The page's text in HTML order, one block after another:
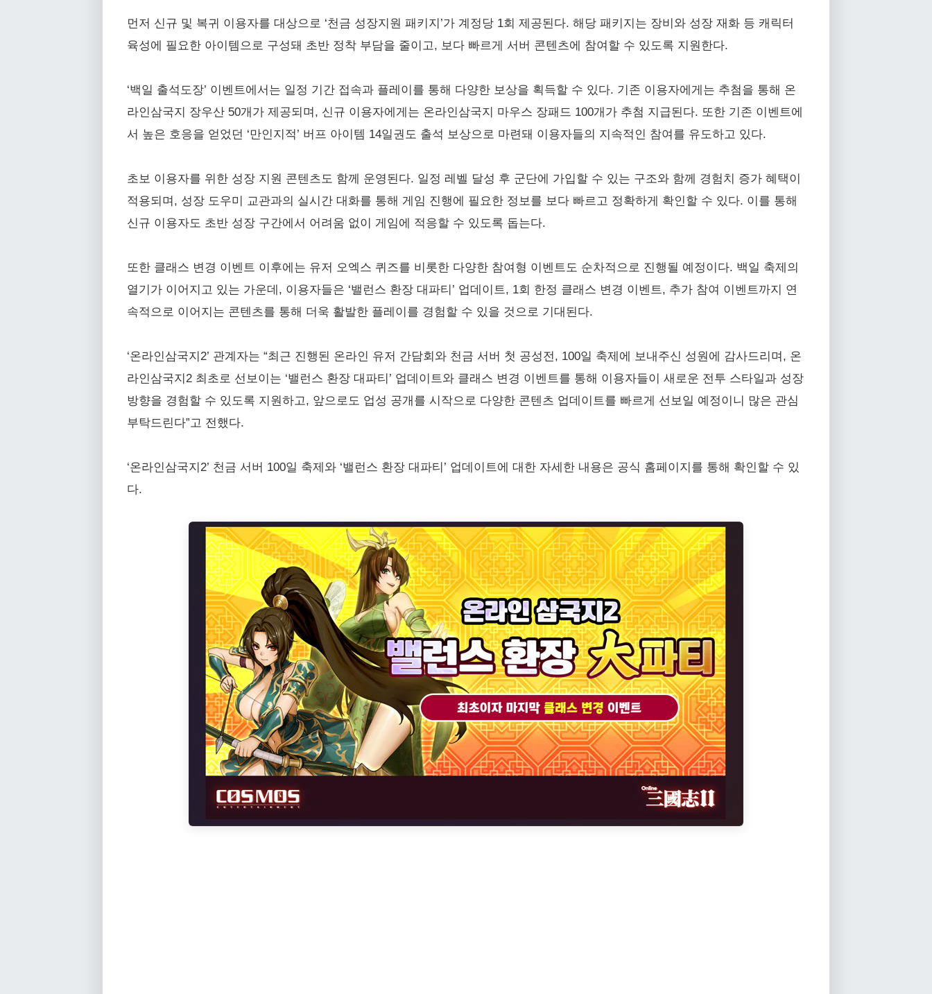
먼저 신규 및 복귀 이용자를 대상으로 ‘천금 성장지원 패키지’가 계정당 1회 제공된다. 해당 패키지는 장비와 성장 재화 등 캐릭터
육성에 필요한 아이템으로 구성돼 초반 정착 부담을 줄이고, 보다 빠르게 서버 콘텐츠에 참여할 수 있도록 지원한다.
‘백일 출석도장’ 이벤트에서는 일정 기간 접속과 플레이를 통해 다양한 보상을 획득할 수 있다. 기존 이용자에게는 추첨을 통해 온
라인삼국지 장우산 50개가 제공되며, 신규 이용자에게는 온라인삼국지 마우스 장패드 100개가 추첨 지급된다. 또한 기존 이벤트에
서 높은 호응을 얻었던 ‘만인지적’ 버프 아이템 14일권도 출석 보상으로 마련돼 이용자들의 지속적인 참여를 유도하고 있다.
초보 이용자를 위한 성장 지원 콘텐츠도 함께 운영된다. 일정 레벨 달성 후 군단에 가입할 수 있는 구조와 함께 경험치 증가 혜택이
적용되며, 성장 도우미 교관과의 실시간 대화를 통해 게임 진행에 필요한 정보를 보다 빠르고 정확하게 확인할 수 있다. 이를 통해
신규 이용자도 초반 성장 구간에서 어려움 없이 게임에 적응할 수 있도록 돕는다.
또한 클래스 변경 이벤트 이후에는 유저 오엑스 퀴즈를 비롯한 다양한 참여형 이벤트도 순차적으로 진행될 예정이다. 백일 축제의
열기가 이어지고 있는 가운데, 이용자들은 ‘밸런스 환장 대파티’ 업데이트, 1회 한정 클래스 변경 이벤트, 추가 참여 이벤트까지 연
속적으로 이어지는 콘텐츠를 통해 더욱 활발한 플레이를 경험할 수 있을 것으로 기대된다.
‘온라인삼국지2’ 관계자는 “최근 진행된 온라인 유저 간담회와 천금 서버 첫 공성전, 100일 축제에 보내주신 성원에 감사드리며, 온
라인삼국지2 최초로 선보이는 ‘밸런스 환장 대파티’ 업데이트와 클래스 변경 이벤트를 통해 이용자들이 새로운 전투 스타일과 성장
방향을 경험할 수 있도록 지원하고, 앞으로도 업성 공개를 시작으로 다양한 콘텐츠 업데이트를 빠르게 선보일 예정이니 많은 관심
부탁드린다”고 전했다.
‘온라인삼국지2’ 천금 서버 100일 축제와 ‘밸런스 환장 대파티’ 업데이트에 대한 자세한 내용은 공식 홈페이지를 통해 확인할 수 있
다.